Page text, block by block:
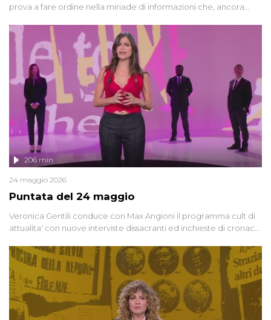
prova a fare ordine nella miriade di informazioni che, ancora
giudiziarie più discusse degli ultimi anni. Lo speciale ricostruisce la
vicenda mettendo in fila testimonianze, errori, dettagli
controversi e i protagonisti di un'indagine che sembra non avere
fine.
Puntata del 24 maggio
206 min
24 maggio 2026
Veronica Gentili conduce con Max Angioni il programma cult di
attualita' con nuove interviste dissacranti ed inchieste di cronaca